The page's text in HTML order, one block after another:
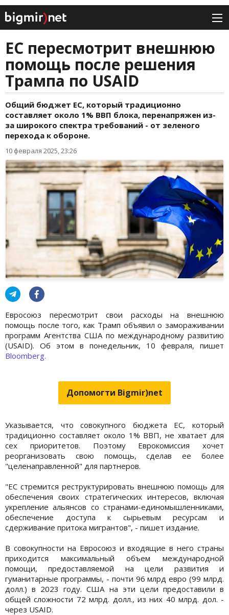
ЕС пересмотрит внешнюю
помощь после решения
Трампа по USAID
Общий бюджет ЕС, который традиционно
составляет около 1% ВВП блока, перенапряжен из-
за широкого спектра требований - от зеленого
перехода к обороне.
10 февраля 2025, 23:26
Евросоюз пересмотрит свои расходы на внешнюю
помощь после того, как Трамп объявил о замораживании
программ Агентства США по международному развитию
(USAID). Об этом в понедельник, 10 февраля, пишет
Bloomberg.
Допомогти Bigmir)net
Указывается, что совокупного бюджета ЕС, который
традиционно составляет около 1% ВВП, не хватает для
сех приоритетов. Поэтому Еврокомиссия хочет
реорганизовать свою помощь, сделав ее более
"целенаправленной" для партнеров.
"ЕС стремится реструктурировать внешнюю помощь для
обеспечения своих стратегических интересов, включая
укрепление альянсов со странами-единомышленниками,
обеспечение доступа к сырьевым ресурсам и
сдерживание притока мигрантов", - пишет издание.
В совокупности на Евросоюз и входящие в него страны
приходится максимальный объем международной
помощи, предоставляемой на цели развития и
гуманитарные программы, - почти 96 млрд евро (99 млрд.
долл.) в 2023 году. США на эти цели предоставили в
общей сложности 72 млрд. долл., из них 40 млрд. дол. -
через USAID.